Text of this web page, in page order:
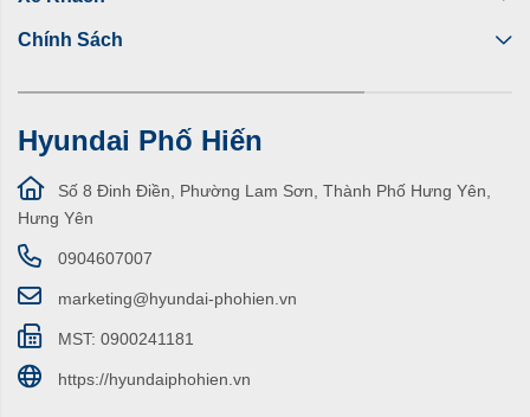
Chính Sách
Hyundai Phố Hiến
Số 8 Đinh Điền, Phường Lam Sơn, Thành Phố Hưng Yên,
Hưng Yên
0904607007
marketing@hyundai-phohien.vn
MST: 0900241181
https://hyundaiphohien.vn